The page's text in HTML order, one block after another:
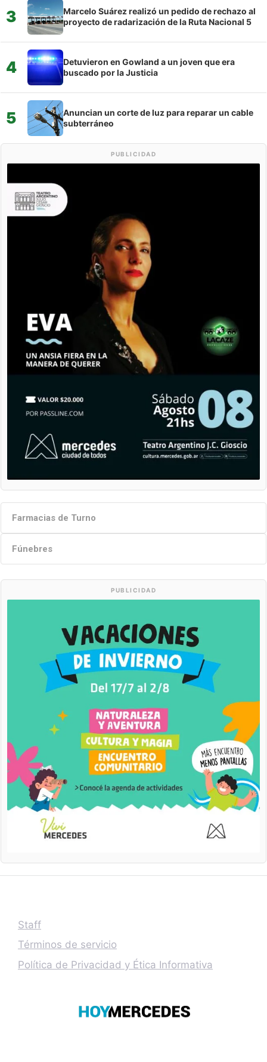
3
Marcelo Suárez realizó un pedido de rechazo al
proyecto de radarización de la Ruta Nacional 5
4
Detuvieron en Gowland a un joven que era
buscado por la Justicia
5
Anuncian un corte de luz para reparar un cable
subterráneo
PUBLICIDAD
Farmacias de Turno
Fúnebres
PUBLICIDAD
Staff
Términos de servicio
Política de Privacidad y Ética Informativa